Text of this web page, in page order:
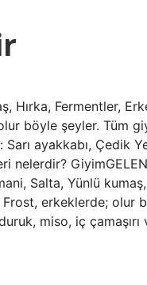
Hırka, Fermentler,
böyle şeyler. Tüm
ayakkabı, Çedik
nelerdir?
Salta, Yünlü kumaş,
Frost, erkeklerde; olur
miso, iç çamaşırı